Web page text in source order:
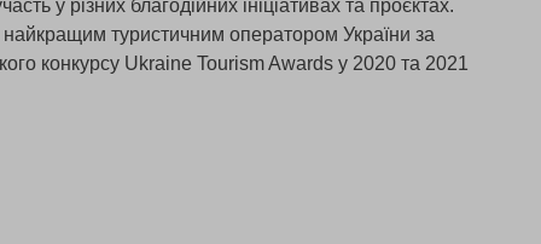
у різних благодійних ініціативах та проєктах.
найкращим туристичним оператором України за
конкурсу Ukraine Tourism Awards у 2020 та 2021